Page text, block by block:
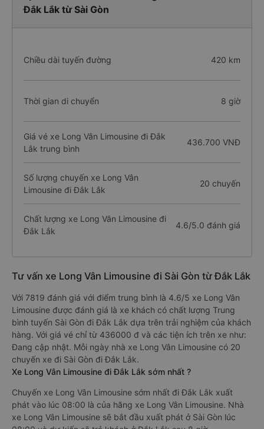
Đắk Lắk từ Sài Gòn
Chiều dài tuyến đường 420 km
Thời gian di chuyển 8 giờ
Giá vé xe Long Vân Limousine đi Đắk
Lắk trung bình
436.700 VNĐ
Số lượng chuyến xe Long Vân
Limousine đi Đắk Lắk
20 chuyến
Chất lượng xe Long Vân Limousine đi
Đắk Lắk
4.6/5.0 đánh giá
Tư vấn xe Long Vân Limousine đi Sài Gòn từ Đắk Lắk
Với 7819 đánh giá với điểm trung bình là 4.6/5 xe Long Vân
Limousine được đánh giá là xe khách có chất lượng Trung
bình tuyến Sài Gòn đi Đắk Lắk dựa trên trải nghiệm của khách
hàng. Với giá vé chỉ từ 436000 đ và các tiện ích trên xe như:
Đang cập nhật. Mỗi ngày nhà xe Long Vân Limousine có 20
chuyến xe đi Sài Gòn đi Đắk Lắk.
Xe Long Vân Limousine đi Đắk Lắk sớm nhất ?
Chuyến xe Long Vân Limousine sớm nhất đi Đắk Lắk xuất
phát vào lúc 08:00 là của hãng xe Long Vân Limousine. Nhà
xe Long Vân Limousine sẽ bắt đầu xuất phát ở Sài Gòn lúc